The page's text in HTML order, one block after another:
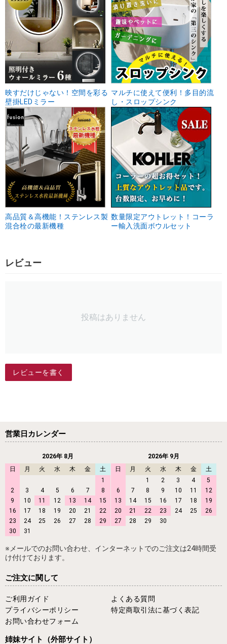
映すだけじゃない！空間を彩る
壁掛LEDミラー
マルチに使えて便利！多目的流
し・スロップシンク
高品質＆高機能！ステンレス製
混合栓の最新機種
数量限定アウトレット！コーラ
ー輸入洗面ボウルセット
レビュー
投稿はありません
レビューを書く
営業日カレンダー
2026年 8月
日
月 火 水 木 金
土
1
2
3 4 5 6 7
8
9
10 11 12 13 14
15
16
17 18 19 20 21
22
23
24 25 26 27 28
29
30
31
2026年 9月
日
月 火 水 木 金
土
1
2 3 4
5
6
7 8 9 10 11
12
13
14 15 16 17 18
19
20
21 22 23 24 25
26
27
28 29 30
※メールでのお問い合わせ、インターネットでのご注文は24時間受
け付けております。
ご注文に関して
ご利用ガイド
よくある質問
プライバシーポリシー
特定商取引法に基づく表記
お問い合わせフォーム
姉妹サイト （外部サイト）